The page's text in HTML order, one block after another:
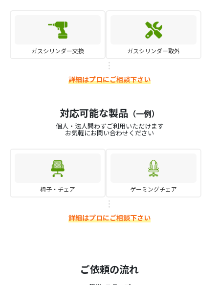
ガスシリンダー交換 ガスシリンダー取外
詳細はプロにご相談下さい
対応可能な製品 （一例）
個人・法人問わずご利用いただけます
お気軽にお問い合わせください
椅子・チェア ゲーミングチェア
詳細はプロにご相談下さい
ご依頼の流れ